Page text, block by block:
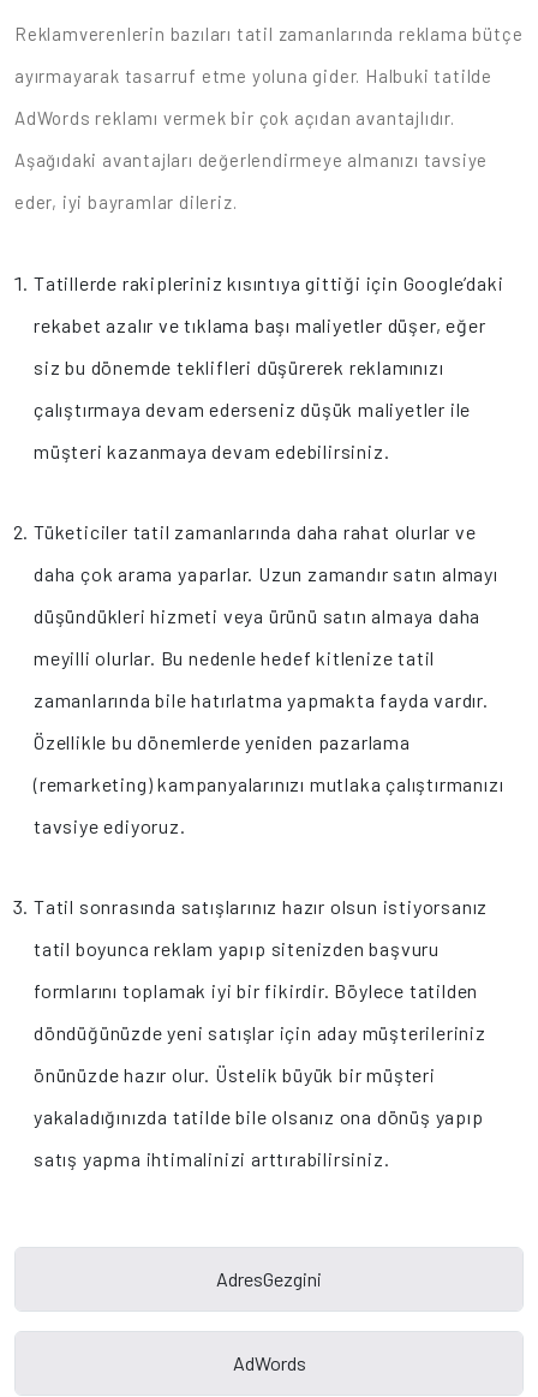
Reklamverenlerin bazıları tatil zamanlarında reklama bütçe
ayırmayarak tasarruf etme yoluna gider. Halbuki tatilde
AdWords reklamı vermek bir çok açıdan avantajlıdır.
Aşağıdaki avantajları değerlendirmeye almanızı tavsiye
eder, iyi bayramlar dileriz.
Tatillerde rakipleriniz kısıntıya gittiği için Google’daki
rekabet azalır ve tıklama başı maliyetler düşer, eğer
siz bu dönemde teklifleri düşürerek reklamınızı
çalıştırmaya devam ederseniz düşük maliyetler ile
müşteri kazanmaya devam edebilirsiniz.
Tüketiciler tatil zamanlarında daha rahat olurlar ve
daha çok arama yaparlar. Uzun zamandır satın almayı
düşündükleri hizmeti veya ürünü satın almaya daha
meyilli olurlar. Bu nedenle hedef kitlenize tatil
zamanlarında bile hatırlatma yapmakta fayda vardır.
Özellikle bu dönemlerde yeniden pazarlama
(remarketing) kampanyalarınızı mutlaka çalıştırmanızı
tavsiye ediyoruz.
Tatil sonrasında satışlarınız hazır olsun istiyorsanız
tatil boyunca reklam yapıp sitenizden başvuru
formlarını toplamak iyi bir fikirdir. Böylece tatilden
döndüğünüzde yeni satışlar için aday müşterileriniz
önünüzde hazır olur. Üstelik büyük bir müşteri
yakaladığınızda tatilde bile olsanız ona dönüş yapıp
satış yapma ihtimalinizi arttırabilirsiniz.